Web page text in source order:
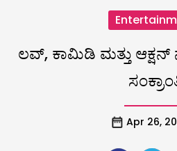
ಲವ್, ಕಾಮಿಡಿ ಮತ್ತು
Apr 26,